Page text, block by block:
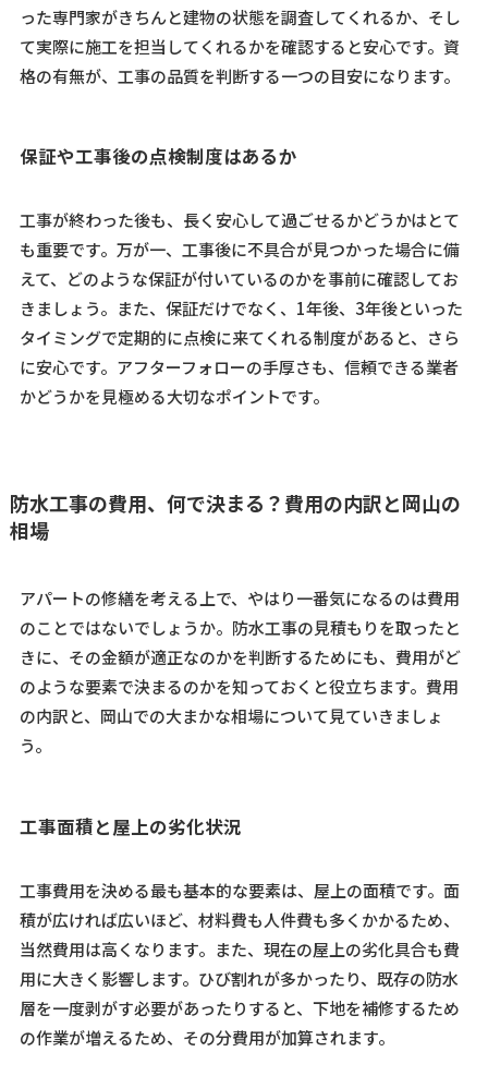
った専門家がきちんと建物の状態を調査してくれるか、そし
て実際に施工を担当してくれるかを確認すると安心です。資
格の有無が、工事の品質を判断する一つの目安になります。
保証や工事後の点検制度はあるか
工事が終わった後も、長く安心して過ごせるかどうかはとて
も重要です。万が一、工事後に不具合が見つかった場合に備
えて、どのような保証が付いているのかを事前に確認してお
きましょう。また、保証だけでなく、1年後、3年後といった
タイミングで定期的に点検に来てくれる制度があると、さら
に安心です。アフターフォローの手厚さも、信頼できる業者
かどうかを見極める大切なポイントです。
防水工事の費用、何で決まる？費用の内訳と岡山の
相場
アパートの修繕を考える上で、やはり一番気になるのは費用
のことではないでしょうか。防水工事の見積もりを取ったと
きに、その金額が適正なのかを判断するためにも、費用がど
のような要素で決まるのかを知っておくと役立ちます。費用
の内訳と、岡山での大まかな相場について見ていきましょ
う。
工事面積と屋上の劣化状況
工事費用を決める最も基本的な要素は、屋上の面積です。面
積が広ければ広いほど、材料費も人件費も多くかかるため、
当然費用は高くなります。また、現在の屋上の劣化具合も費
用に大きく影響します。ひび割れが多かったり、既存の防水
層を一度剥がす必要があったりすると、下地を補修するため
の作業が増えるため、その分費用が加算されます。